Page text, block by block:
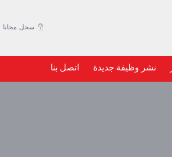
سجل مجانا
نشر وظيفة جديدة اتصل بنا